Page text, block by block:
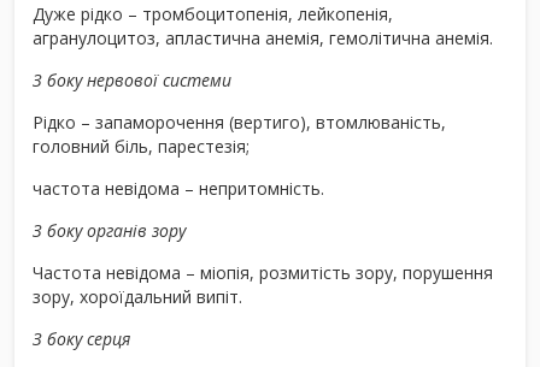
Дуже рідко – тромбоцитопенія, лейкопенія,
агранулоцитоз, апластична анемія, гемолітична анемія.
З боку нервової системи
Рідко – запаморочення (вертиго), втомлюваність,
головний біль, парестезія;
частота невідома – непритомність.
З боку органів зору
Частота невідома – міопія, розмитість зору, порушення
зору, хороїдальний випіт.
З боку серця